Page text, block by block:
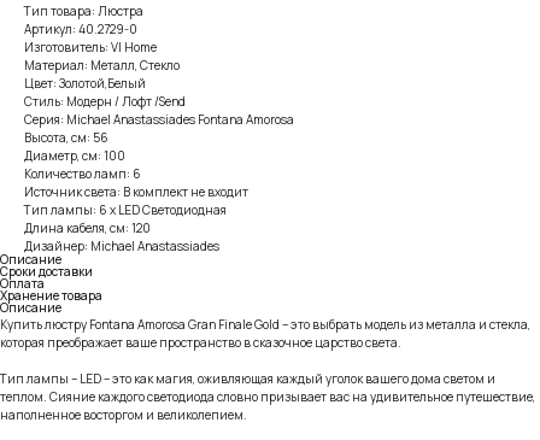
Тип товара: Люстра
Артикул: 40.2729-0
Изготовитель: VI Home
Материал: Металл, Стекло
Цвет: Золотой,Белый
Стиль: Модерн / Лофт /Send
Серия: Michael Anastassiades Fontana Amorosa
Высота, см: 56
Диаметр, см: 100
Количество ламп: 6
Источник света: В комплект не входит
Тип лампы: 6 x LED Светодиодная
Длина кабеля, см: 120
Дизайнер: Michael Anastassiades
Описание
Сроки доставки
Оплата
Хранение товара
Описание
Купить люстру Fontana Amorosa Gran Finale Gold – это выбрать модель из металла и стекла,
которая преображает ваше пространство в сказочное царство света.
Тип лампы – LED – это как магия, оживляющая каждый уголок вашего дома светом и
теплом. Сияние каждого светодиода словно призывает вас на удивительное путешествие,
наполненное восторгом и великолепием.